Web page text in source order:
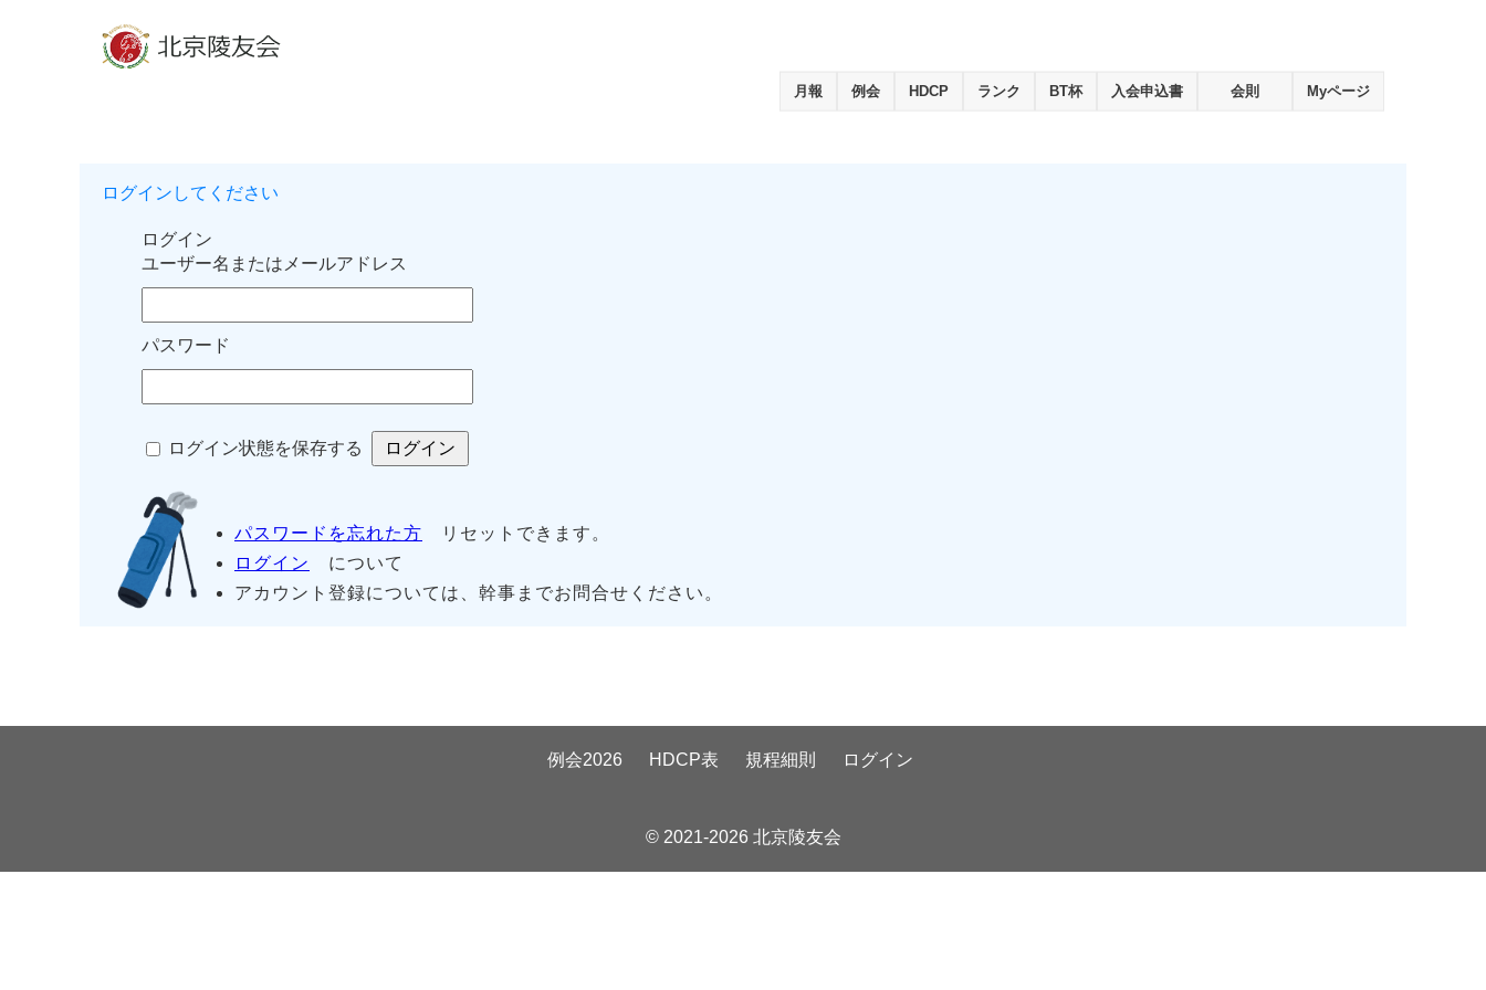
月報 例会 HDCP ランク BT杯 入会申込書 会則 Myページ
ログインしてください
ログイン
ユーザー名またはメールアドレス
パスワード
ログイン状態を保存する
パスワードを忘れた方 リセットできます。
ログイン
について
アカウント登録については、幹事までお問合せください。
例会2026 HDCP表 規程細則 ログイン
© 2021-2026 北京陵友会